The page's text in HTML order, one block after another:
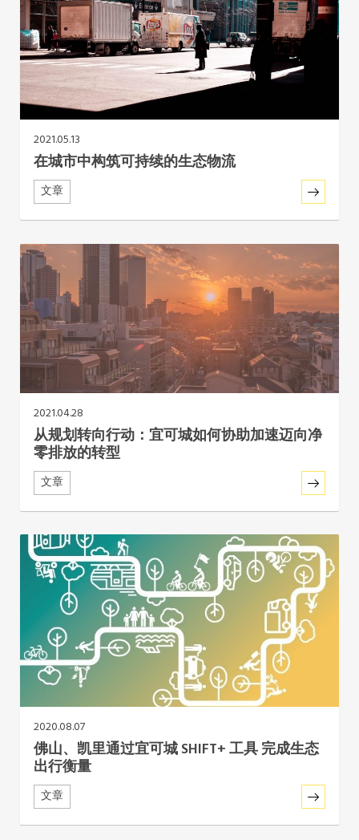
2021.05.13
在城市中构筑可持续的生态物流
文章
2021.04.28
从规划转向行动：宜可城如何协助加速迈向净
零排放的转型
文章
2020.08.07
佛山、凯里通过宜可城 SHIFT+ 工具 完成生态
出行衡量
文章